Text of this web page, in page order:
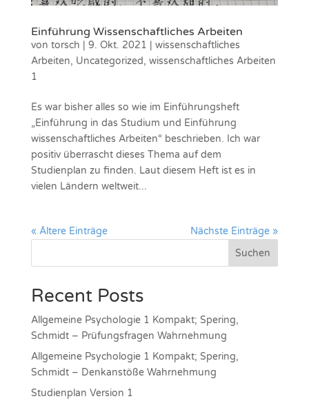
Einführung Wissenschaftliches Arbeiten
von torsch 9. Okt. 2021
wissenschaftliches
Arbeiten, Uncategorized, wissenschaftliches Arbeiten
1
Es war bisher alles so wie im Einführungsheft
„Einführung in das Studium und Einführung
wissenschaftliches Arbeiten“ beschrieben. Ich war
positiv überrascht dieses Thema auf dem
Studienplan zu finden. Laut diesem Heft ist es in
vielen Ländern weltweit...
« Ältere Einträge
Nächste Einträge »
Suchen
Recent Posts
Allgemeine Psychologie 1 Kompakt; Spering,
Schmidt – Prüfungsfragen Wahrnehmung
Allgemeine Psychologie 1 Kompakt; Spering,
Schmidt – Denkanstöße Wahrnehmung
Studienplan Version 1